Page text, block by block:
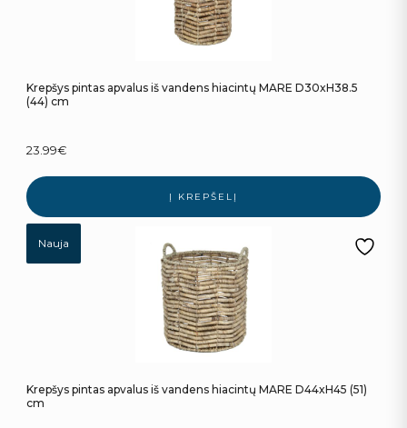
Krepšys pintas apvalus iš vandens hiacintų MARE D30xH38.5
(44) cm
23.99€
Į KREPŠELĮ
Nauja
Krepšys pintas apvalus iš vandens hiacintų MARE D44xH45 (51)
cm